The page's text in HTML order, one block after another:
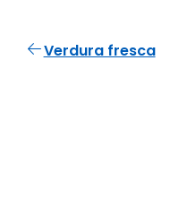
Verdura fresca